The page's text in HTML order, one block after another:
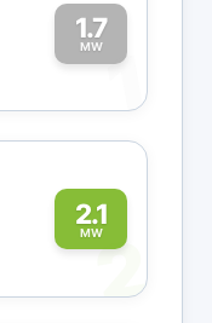
1.7
MW1
2.1
MW2